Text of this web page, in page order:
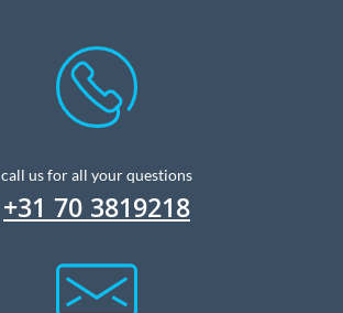
call us for all your questions
+31 70 3819218